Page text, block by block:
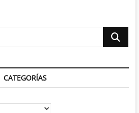
Buscar
CATEGORÍAS